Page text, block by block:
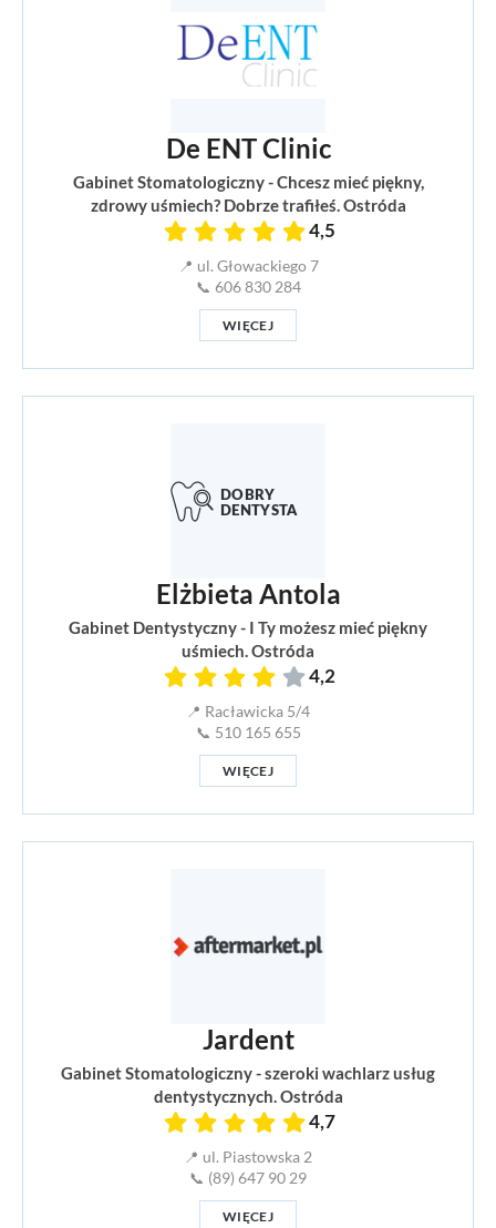
De ENT Clinic
Gabinet Stomatologiczny - Chcesz mieć piękny,
zdrowy uśmiech? Dobrze trafiłeś. Ostróda
4,5
📍 ul. Głowackiego 7
📞 606 830 284
WIĘCEJ
Elżbieta Antola
Gabinet Dentystyczny - I Ty możesz mieć piękny
uśmiech. Ostróda
4,2
📍 Racławicka 5/4
📞 510 165 655
WIĘCEJ
Jardent
Gabinet Stomatologiczny - szeroki wachlarz usług
dentystycznych. Ostróda
4,7
📍 ul. Piastowska 2
📞 (89) 647 90 29
WIĘCEJ